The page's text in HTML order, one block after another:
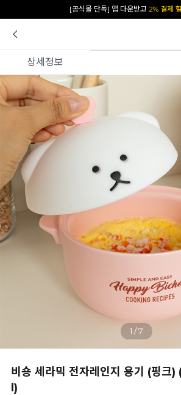
카카오 플친 추가하면1천원 즉시 할
상세정보
1 /7
비숑 세라믹 전자레인지 용기 (핑크
l)